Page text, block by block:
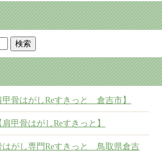
骨はがしReすきっと 倉吉市】
甲骨はがしReすきっと】
はがし専門Reすきっと 鳥取県倉吉